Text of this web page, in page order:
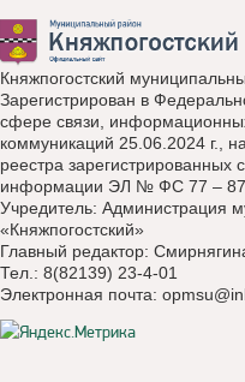
Княжпогостский
Зарегистрирован в
сфере связи,
коммуникаций 25.06.2024 г.,
реестра зарегистрированных
информации ЭЛ № ФС 77 –
Учредитель: Администрация
«Княжпогостский»
Главный редактор:
Тел.: 8(82139) 23-4-01
Электронная почта: